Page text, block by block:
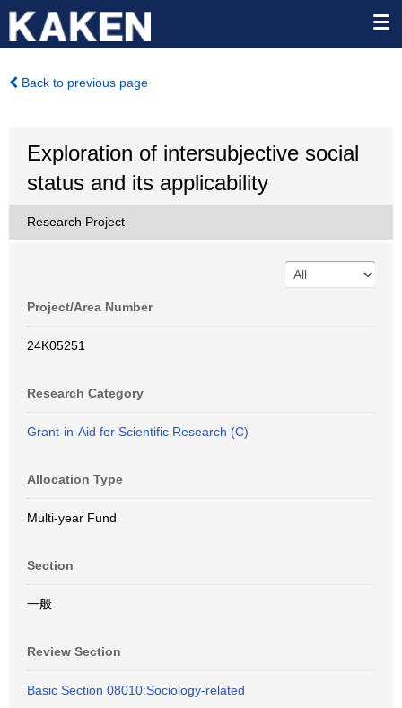
Back to previous page
Exploration of intersubjective social
status and its applicability
Research Project
Project/Area Number
24K05251
Research Category
Grant-in-Aid for Scientific Research (C)
Allocation Type
Multi-year Fund
Section
一般
Review Section
Basic Section 08010:Sociology-related